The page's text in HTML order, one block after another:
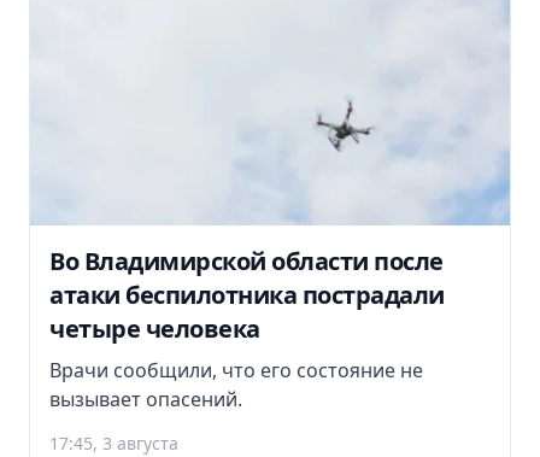
Во Владимирской области после
атаки беспилотника пострадали
четыре человека
Врачи сообщили, что его состояние не
вызывает опасений.
17:45, 3 августа